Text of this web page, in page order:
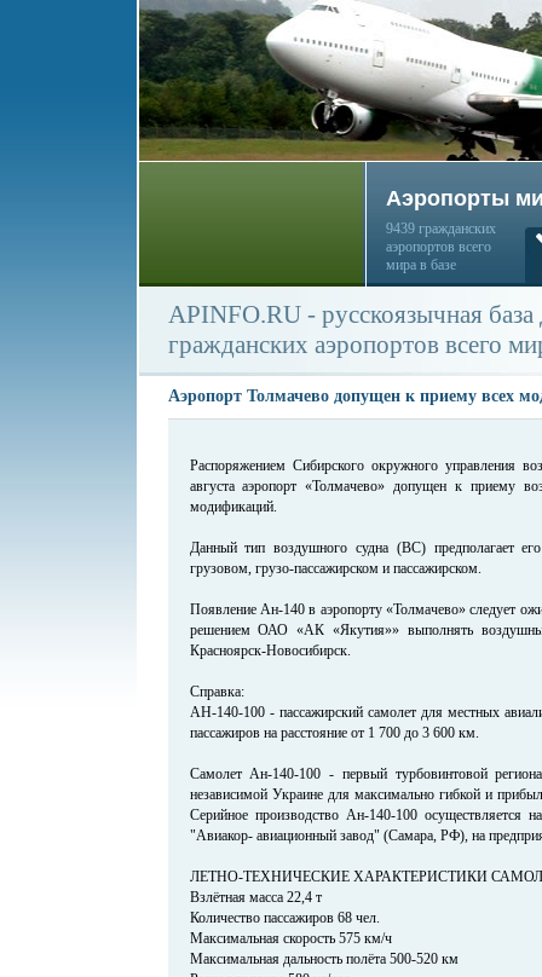
Аэропорты
9439 гражданских
аэропортов всего
мира в базе
APINFO.RU - русскоязычная
гражданских аэропортов всего
Аэропорт Толмачево допущен к приему всех
Распоряжением Сибирского окружного управления
августа аэропорт «Толмачево» допущен к приему
модификаций.
Данный тип воздушного судна (ВС) предполагает
грузовом, грузо-пассажирском и пассажирском.
Появление Ан-140 в аэропорту «Толмачево» следует
решением ОАО «АК «Якутия»» выполнять
Красноярск-Новосибирск.
Справка:
АН-140-100 - пассажирский самолет для местных
пассажиров на расстояние от 1 700 до 3 600 км.
Самолет Ан-140-100 - первый турбовинтовой
независимой Украине для максимально гибкой и
Серийное производство Ан-140-100
"Авиакор- авиационный завод" (Самара, РФ), на
ЛЕТНО-ТЕХНИЧЕСКИЕ ХАРАКТЕРИСТИКИ
Взлётная масса 22,4 т
Количество пассажиров 68 чел.
Максимальная скорость 575 км/ч
Максимальная дальность полёта 500-520 км